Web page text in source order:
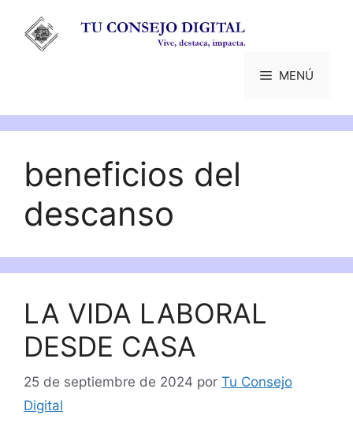
contenido
MENÚ
beneficios del
descanso
LA VIDA LABORAL
DESDE CASA
25 de septiembre de 2024 por Tu Consejo
Digital